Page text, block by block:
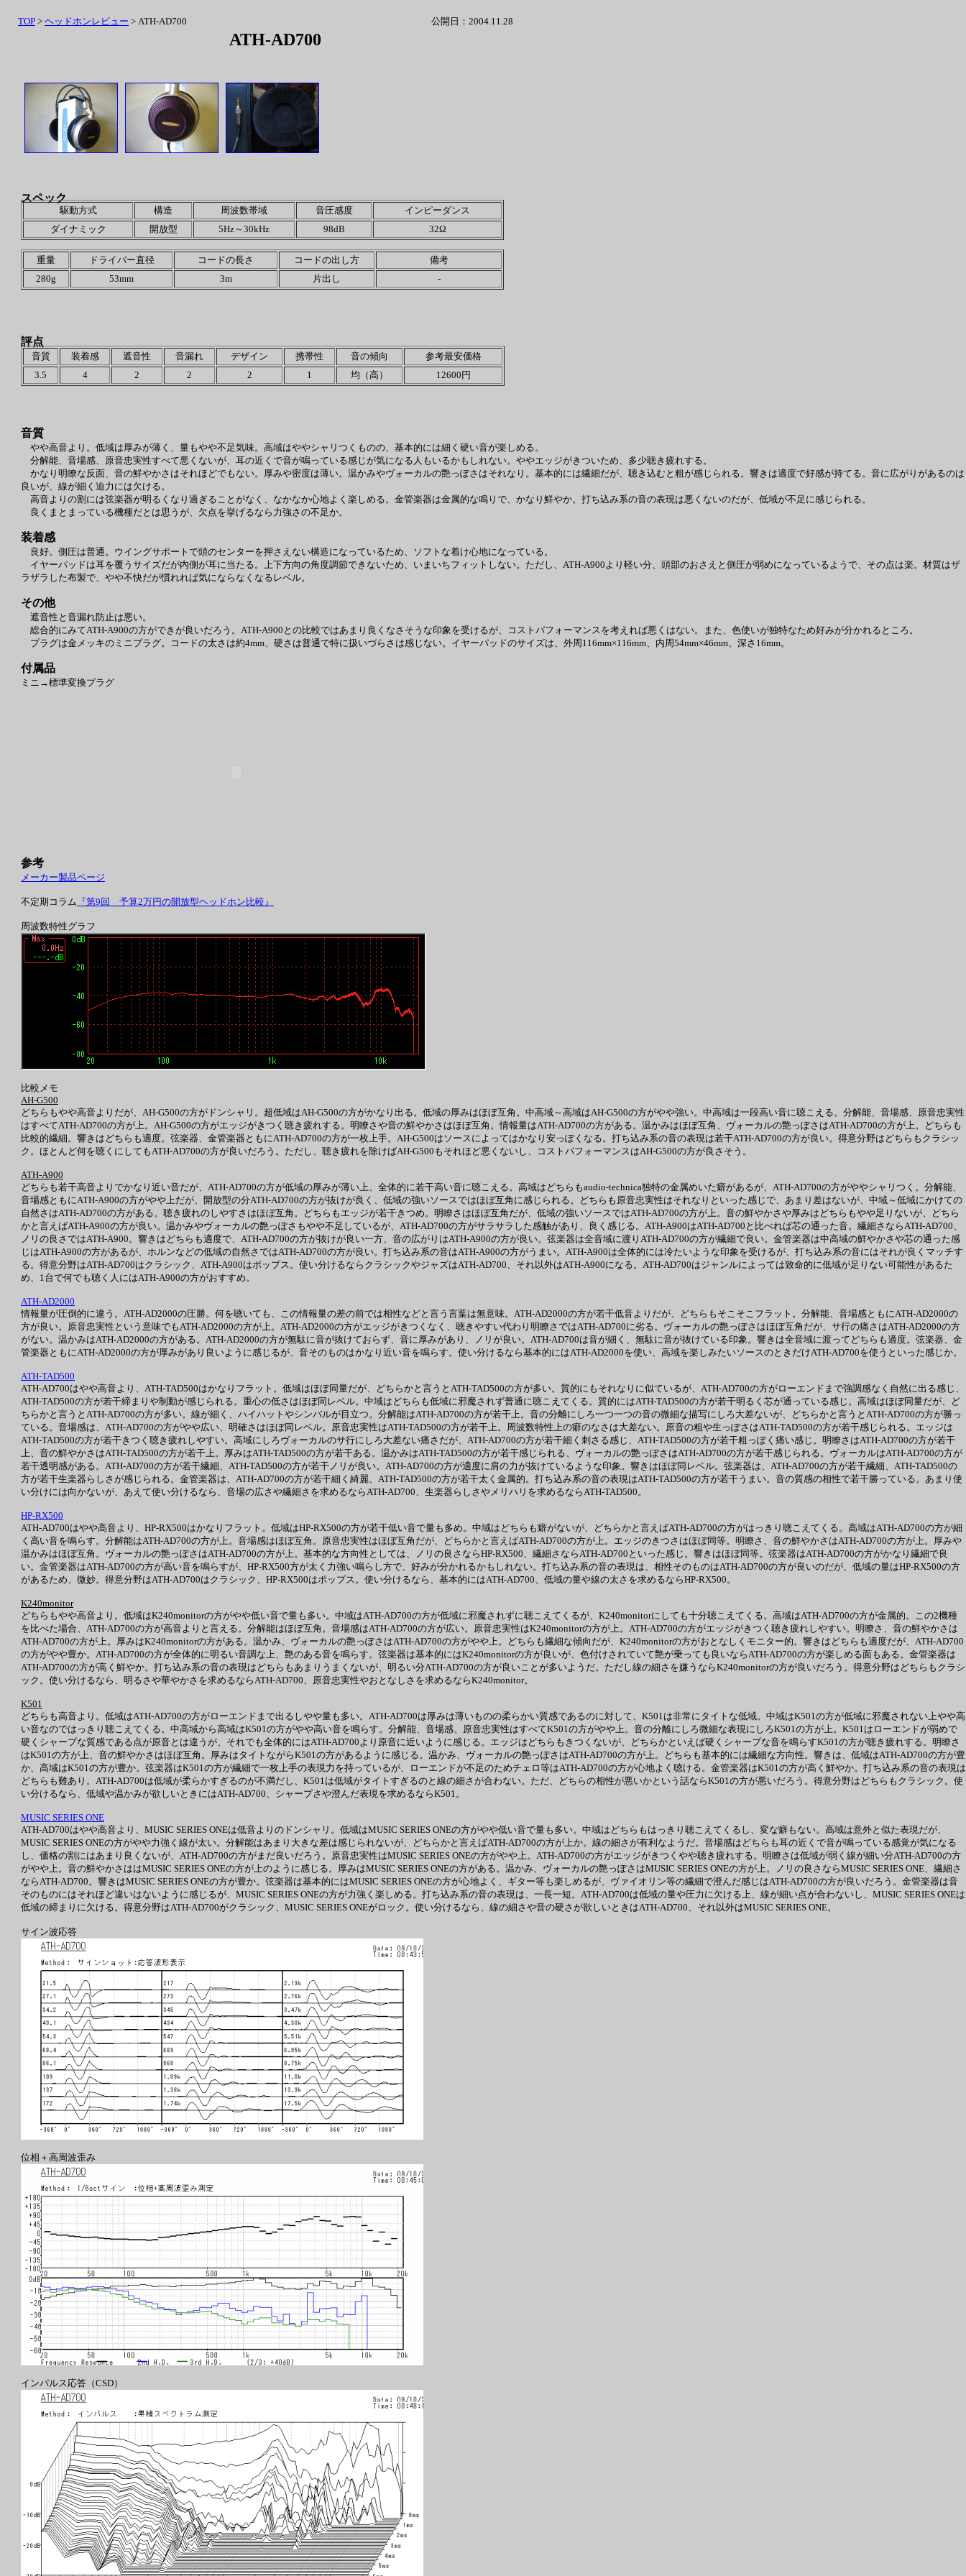
ATH-AD700
音質
やや高音より。低域は厚みが薄く、量もやや不足気味。高域はややシャリつくものの、基本的には細く硬い音が楽しめる。
分解能、音場感、原音忠実性すべて悪くないが、耳の近くで音が鳴っている感じが気になる人もいるかもしれない。ややエッジがきついため、多少聴き疲れする。
かなり明瞭な反面、音の鮮やかさはそれほどでもない。厚みや密度は薄い。温かみやヴォーカルの艶っぽさはそれなり。基本的には繊細だが、聴き込むと粗が感じられる。響きは適度で好感が持てる。音に広がりがあるのは
良いが、線が細く迫力には欠ける。
高音よりの割には弦楽器が明るくなり過ぎることがなく、なかなか心地よく楽しめる。金管楽器は金属的な鳴りで、かなり鮮やか。打ち込み系の音の表現は悪くないのだが、低域が不足に感じられる。
良くまとまっている機種だとは思うが、欠点を挙げるなら力強さの不足か。
装着感
良好。側圧は普通。ウイングサポートで頭のセンターを押さえない構造になっているため、ソフトな着け心地になっている。
イヤーパッドは耳を覆うサイズだが内側が耳に当たる。上下方向の角度調節できないため、いまいちフィットしない。ただし、ATH-A900より軽い分、頭部のおさえと側圧が弱めになっているようで、その点は楽。材質はザ
ラザラした布製で、やや不快だが慣れれば気にならなくなるレベル。
その他
遮音性と音漏れ防止は悪い。
総合的にみてATH-A900の方ができが良いだろう。ATH-A900との比較ではあまり良くなさそうな印象を受けるが、コストパフォーマンスを考えれば悪くはない。また、色使いが独特なため好みが分かれるところ。
プラグは金メッキのミニプラグ。コードの太さは約4mm、硬さは普通で特に扱いづらさは感じない。イヤーパッドのサイズは、外周116mm×116mm、内周54mm×46mm、深さ16mm。
付属品
ミニ→標準変換プラグ
参考
メーカー製品ページ
不定期コラム 『第9回 予算2万円の開放型ヘッドホン比較』
周波数特性グラフ
比較メモ
AH-G500
どちらもやや高音よりだが、AH-G500の方がドンシャリ。超低域はAH-G500の方がかなり出る。低域の厚みはほぼ互角。中高域～高域はAH-G500の方がやや強い。中高域は一段高い音に聴こえる。分解能、音場感、原音忠実性
はすべてATH-AD700の方が上。AH-G500の方がエッジがきつく聴き疲れする。明瞭さや音の鮮やかさはほぼ互角。情報量はATH-AD700の方がある。温かみはほぼ互角、ヴォーカルの艶っぽさはATH-AD700の方が上。どちらも
比較的繊細。響きはどちらも適度。弦楽器、金管楽器ともにATH-AD700の方が一枚上手。AH-G500はソースによってはかなり安っぽくなる。打ち込み系の音の表現は若干ATH-AD700の方が良い。得意分野はどちらもクラシッ
ク。ほとんど何を聴くにしてもATH-AD700の方が良いだろう。ただし、聴き疲れを除けばAH-G500もそれほど悪くないし、コストパフォーマンスはAH-G500の方が良さそう。
ATH-A900
どちらも若干高音よりでかなり近い音だが、ATH-AD700の方が低域の厚みが薄い上、全体的に若干高い音に聴こえる。高域はどちらもaudio-technica独特の金属めいた癖があるが、ATH-AD700の方がややシャリつく。分解能、
音場感ともにATH-A900の方がやや上だが、開放型の分ATH-AD700の方が抜けが良く、低域の強いソースではほぼ互角に感じられる。どちらも原音忠実性はそれなりといった感じで、あまり差はないが、中域～低域にかけての
自然さはATH-AD700の方がある。聴き疲れのしやすさはほぼ互角。どちらもエッジが若干きつめ。明瞭さはほぼ互角だが、低域の強いソースではATH-AD700の方が上。音の鮮やかさや厚みはどちらもやや足りないが、どちら
かと言えばATH-A900の方が良い。温かみやヴォーカルの艶っぽさもやや不足しているが、ATH-AD700の方がサラサラした感触があり、良く感じる。ATH-A900はATH-AD700と比べれば芯の通った音。繊細さならATH-AD700、
ノリの良さではATH-A900。響きはどちらも適度で、ATH-AD700の方が抜けが良い一方、音の広がりはATH-A900の方が良い。弦楽器は全音域に渡りATH-AD700の方が繊細で良い。金管楽器は中高域の鮮やかさや芯の通った感
じはATH-A900の方があるが、ホルンなどの低域の自然さではATH-AD700の方が良い。打ち込み系の音はATH-A900の方がうまい。ATH-A900は全体的には冷たいような印象を受けるが、打ち込み系の音にはそれが良くマッチす
る。得意分野はATH-AD700はクラシック、ATH-A900はポップス。使い分けるならクラシックやジャズはATH-AD700、それ以外はATH-A900になる。ATH-AD700はジャンルによっては致命的に低域が足りない可能性があるた
め、1台で何でも聴く人にはATH-A900の方がおすすめ。
ATH-AD2000
情報量が圧倒的に違う。ATH-AD2000の圧勝。何を聴いても、この情報量の差の前では相性などと言う言葉は無意味。ATH-AD2000の方が若干低音よりだが、どちらもそこそこフラット。分解能、音場感ともにATH-AD2000の
方が良い。原音忠実性という意味でもATH-AD2000の方が上。ATH-AD2000の方がエッジがきつくなく、聴きやすい代わり明瞭さではATH-AD700に劣る。ヴォーカルの艶っぽさはほぼ互角だが、サ行の痛さはATH-AD2000の方
がない。温かみはATH-AD2000の方がある。ATH-AD2000の方が無駄に音が抜けておらず、音に厚みがあり、ノリが良い。ATH-AD700は音が細く、無駄に音が抜けている印象。響きは全音域に渡ってどちらも適度。弦楽器、金
管楽器ともにATH-AD2000の方が厚みがあり良いように感じるが、音そのものはかなり近い音を鳴らす。使い分けるなら基本的にはATH-AD2000を使い、高域を楽しみたいソースのときだけATH-AD700を使うといった感じか。
ATH-TAD500
ATH-AD700はやや高音より、ATH-TAD500はかなりフラット。低域はほぼ同量だが、どちらかと言うとATH-TAD500の方が多い。質的にもそれなりに似ているが、ATH-AD700の方がローエンドまで強調感なく自然に出る感じ、
ATH-TAD500の方が若干締まりや制動が感じられる。重心の低さはほぼ同レベル。中域はどちらも低域に邪魔されず普通に聴こえてくる。質的にはATH-TAD500の方が若干明るく芯が通っている感じ。高域はほぼ同量だが、ど
ちらかと言うとATH-AD700の方が多い。線が細く、ハイハットやシンバルが目立つ。分解能はATH-AD700の方が若干上。音の分離にしろ一つ一つの音の微細な描写にしろ大差ないが、どちらかと言うとATH-AD700の方が勝っ
ている。音場感は、ATH-AD700の方がやや広い、明確さはほぼ同レベル。原音忠実性はATH-TAD500の方が若干上。周波数特性上の癖のなさは大差ない。原音の粗や生っぽさはATH-TAD500の方が若干感じられる。エッジは
ATH-TAD500の方が若干きつく聴き疲れしやすい。高域にしろヴォーカルのサ行にしろ大差ない痛さだが、ATH-AD700の方が若干細く刺さる感じ、ATH-TAD500の方が若干粗っぽく痛い感じ。明瞭さはATH-AD700の方が若干
上、音の鮮やかさはATH-TAD500の方が若干上。厚みはATH-TAD500の方が若干ある。温かみはATH-TAD500の方が若干感じられる、ヴォーカルの艶っぽさはATH-AD700の方が若干感じられる。ヴォーカルはATH-AD700の方が
若干透明感がある。ATH-AD700の方が若干繊細、ATH-TAD500の方が若干ノリが良い。ATH-AD700の方が適度に肩の力が抜けているような印象。響きはほぼ同レベル。弦楽器は、ATH-AD700の方が若干繊細、ATH-TAD500の
方が若干生楽器らしさが感じられる。金管楽器は、ATH-AD700の方が若干細く綺麗、ATH-TAD500の方が若干太く金属的。打ち込み系の音の表現はATH-TAD500の方が若干うまい。音の質感の相性で若干勝っている。あまり使
い分けには向かないが、あえて使い分けるなら、音場の広さや繊細さを求めるならATH-AD700、生楽器らしさやメリハリを求めるならATH-TAD500。
HP-RX500
ATH-AD700はやや高音より、HP-RX500はかなりフラット。低域はHP-RX500の方が若干低い音で量も多め。中域はどちらも癖がないが、どちらかと言えばATH-AD700の方がはっきり聴こえてくる。高域はATH-AD700の方が細
く高い音を鳴らす。分解能はATH-AD700の方が上。音場感はほぼ互角。原音忠実性はほぼ互角だが、どちらかと言えばATH-AD700の方が上。エッジのきつさはほぼ同等。明瞭さ、音の鮮やかさはATH-AD700の方が上。厚みや
温かみはほぼ互角。ヴォーカルの艶っぽさはATH-AD700の方が上。基本的な方向性としては、ノリの良さならHP-RX500、繊細さならATH-AD700といった感じ。響きはほぼ同等。弦楽器はATH-AD700の方がかなり繊細で良
い。金管楽器はATH-AD700の方が高い音を鳴らすが、HP-RX500方が太く力強い鳴らし方で、好みが分かれるかもしれない。打ち込み系の音の表現は、相性そのものはATH-AD700の方が良いのだが、低域の量はHP-RX500の方
があるため、微妙。得意分野はATH-AD700はクラシック、HP-RX500はポップス。使い分けるなら、基本的にはATH-AD700、低域の量や線の太さを求めるならHP-RX500。
K240monitor
どちらもやや高音より。低域はK240monitorの方がやや低い音で量も多い。中域はATH-AD700の方が低域に邪魔されずに聴こえてくるが、K240monitorにしても十分聴こえてくる。高域はATH-AD700の方が金属的。この2機種
を比べた場合、ATH-AD700の方が高音よりと言える。分解能はほぼ互角。音場感はATH-AD700の方が広い。原音忠実性はK240monitorの方が上。ATH-AD700の方がエッジがきつく聴き疲れしやすい。明瞭さ、音の鮮やかさは
ATH-AD700の方が上。厚みはK240monitorの方がある。温かみ、ヴォーカルの艶っぽさはATH-AD700の方がやや上。どちらも繊細な傾向だが、K240monitorの方がおとなしくモニター的。響きはどちらも適度だが、ATH-AD700
の方がやや豊か。ATH-AD700の方が全体的に明るい音調な上、艶のある音を鳴らす。弦楽器は基本的にはK240monitorの方が良いが、色付けされていて艶が乗っても良いならATH-AD700の方が楽しめる面もある。金管楽器は
ATH-AD700の方が高く鮮やか。打ち込み系の音の表現はどちらもあまりうまくないが、明るい分ATH-AD700の方が良いことが多いようだ。ただし線の細さを嫌うならK240monitorの方が良いだろう。得意分野はどちらもクラシ
ック。使い分けるなら、明るさや華やかさを求めるならATH-AD700、原音忠実性やおとなしさを求めるならK240monitor。
K501
どちらも高音より。低域はATH-AD700の方がローエンドまで出るしやや量も多い。ATH-AD700は厚みは薄いものの柔らかい質感であるのに対して、K501は非常にタイトな低域。中域はK501の方が低域に邪魔されない上やや高
い音なのではっきり聴こえてくる。中高域から高域はK501の方がやや高い音を鳴らす。分解能、音場感、原音忠実性はすべてK501の方がやや上。音の分離にしろ微細な表現にしろK501の方が上。K501はローエンドが弱めで
硬くシャープな質感である点が原音とは違うが、それでも全体的にはATH-AD700より原音に近いように感じる。エッジはどちらもきつくないが、どちらかといえば硬くシャープな音を鳴らすK501の方が聴き疲れする。明瞭さ
はK501の方が上、音の鮮やかさはほぼ互角。厚みはタイトながらK501の方があるように感じる。温かみ、ヴォーカルの艶っぽさはATH-AD700の方が上。どちらも基本的には繊細な方向性。響きは、低域はATH-AD700の方が豊
か、高域はK501の方が豊か。弦楽器はK501の方が繊細で一枚上手の表現力を持っているが、ローエンドが不足のためチェロ等はATH-AD700の方が心地よく聴ける。金管楽器はK501の方が高く鮮やか。打ち込み系の音の表現は
どちらも難あり。ATH-AD700は低域が柔らかすぎるのが不満だし、K501は低域がタイトすぎるのと線の細さが合わない。ただ、どちらの相性が悪いかという話ならK501の方が悪いだろう。得意分野はどちらもクラシック。使
い分けるなら、低域や温かみが欲しいときにはATH-AD700、シャープさや澄んだ表現を求めるならK501。
MUSIC SERIES ONE
ATH-AD700はやや高音より、MUSIC SERIES ONEは低音よりのドンシャリ。低域はMUSIC SERIES ONEの方がやや低い音で量も多い。中域はどちらもはっきり聴こえてくるし、変な癖もない。高域は意外と似た表現だが、
MUSIC SERIES ONEの方がやや力強く線が太い。分解能はあまり大きな差は感じられないが、どちらかと言えばATH-AD700の方が上か。線の細さが有利なようだ。音場感はどちらも耳の近くで音が鳴っている感覚が気になる
し、価格の割にはあまり良くないが、ATH-AD700の方がまだ良いだろう。原音忠実性はMUSIC SERIES ONEの方がやや上。ATH-AD700の方がエッジがきつくやや聴き疲れする。明瞭さは低域が弱く線が細い分ATH-AD700の方
がやや上。音の鮮やかさははMUSIC SERIES ONEの方が上のように感じる。厚みはMUSIC SERIES ONEの方がある。温かみ、ヴォーカルの艶っぽさはMUSIC SERIES ONEの方が上。ノリの良さならMUSIC SERIES ONE、繊細さ
ならATH-AD700。響きはMUSIC SERIES ONEの方が豊か。弦楽器は基本的にはMUSIC SERIES ONEの方が心地よく、ギター等も楽しめるが、ヴァイオリン等の繊細で澄んだ感じはATH-AD700の方が良いだろう。金管楽器は音
そのものにはそれほど違いはないように感じるが、MUSIC SERIES ONEの方が力強く楽しめる。打ち込み系の音の表現は、一長一短。ATH-AD700は低域の量や圧力に欠ける上、線が細い点が合わないし、MUSIC SERIES ONEは
低域の締まりに欠ける。得意分野はATH-AD700がクラシック、MUSIC SERIES ONEがロック。使い分けるなら、線の細さや音の硬さが欲しいときはATH-AD700、それ以外はMUSIC SERIES ONE。
サイン波応答
位相＋高周波歪み
インパルス応答（CSD）
スペック
駆動方式 構造 周波数帯域 音圧感度
インピーダンス
ダイナミック
開放型 5Hz～30kHz 98dB 32Ω
重量 ドライバー直径 コードの長さ コードの出し方
備考
280g
53mm 3m 片出し -
評点
音質 装着感 遮音性 音漏れ デザイン 携帯性 音の傾向
参考最安価格
3.5
4 2 2 2 1 均（高） 12600円
TOP > ヘッドホンレビュー > ATH-AD700 公開日：2004.11.28